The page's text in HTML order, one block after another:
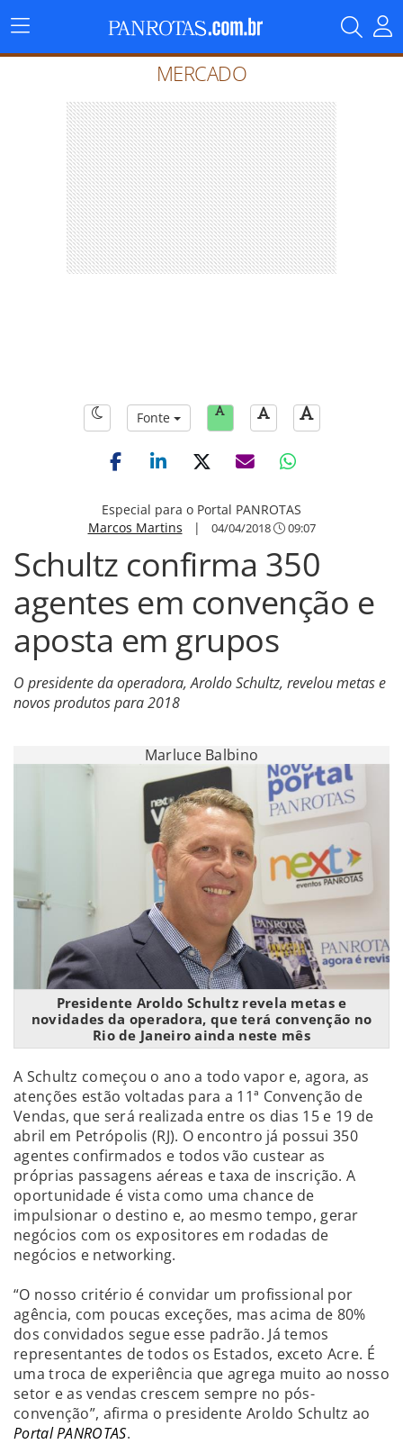
Menu
Principal
MERCADO
Fonte
Especial para o Portal PANROTAS
Marcos Martins | 04/04/2018 09:07
Schultz confirma 350
agentes em convenção e
aposta em grupos
O presidente da operadora, Aroldo Schultz, revelou metas e
novos produtos para 2018
Marluce Balbino
Presidente Aroldo Schultz revela metas e
novidades da operadora, que terá convenção no
Rio de Janeiro ainda neste mês
A Schultz começou o ano a todo vapor e, agora, as
atenções estão voltadas para a 11ª Convenção de
Vendas, que será realizada entre os dias 15 e 19 de
abril em Petrópolis (RJ). O encontro já possui 350
agentes confirmados e todos vão custear as
próprias passagens aéreas e taxa de inscrição. A
oportunidade é vista como uma chance de
impulsionar o destino e, ao mesmo tempo, gerar
negócios com os expositores em rodadas de
negócios e networking.
“O nosso critério é convidar um profissional por
agência, com poucas exceções, mas acima de 80%
dos convidados segue esse padrão. Já temos
representantes de todos os Estados, exceto Acre. É
uma troca de experiência que agrega muito ao nosso
setor e as vendas crescem sempre no pós-
convenção”, afirma o presidente Aroldo Schultz ao
Portal PANROTAS.